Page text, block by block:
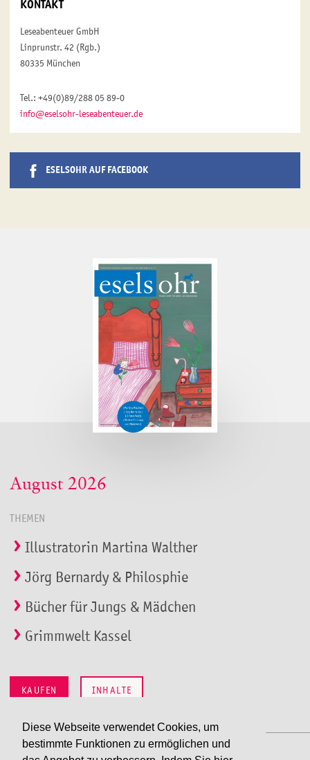
Diese Webseite verwendet Cookies, um
bestimmte Funktionen zu ermöglichen und
KONTAKT
Leseabenteuer GmbH
Linprunstr. 42 (Rgb.)
80335 München
Tel.: +49(0)89/288 05 89-0
info@eselsohr-leseabenteuer.de
ESELSOHR AUF FACEBOOK
August 2026
THEMEN
Illustratorin Martina Walther
Jörg Bernardy & Philosphie
Bücher für Jungs & Mädchen
Grimmwelt Kassel
KAUFEN INHALTE